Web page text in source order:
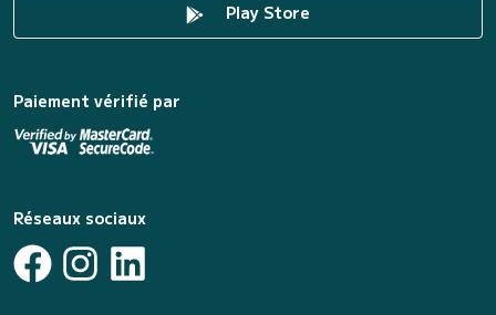
Play Store
Paiement vérifié par
Réseaux sociaux